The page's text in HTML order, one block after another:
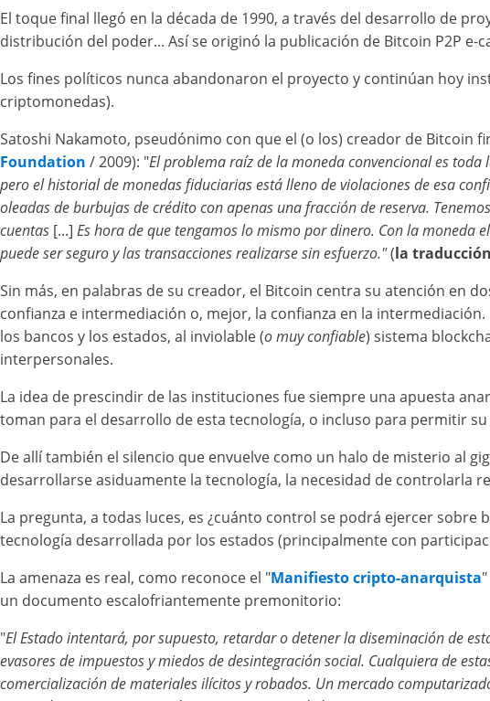
El toque final llegó en la década de 1990, a través del desarrollo de
distribución del poder... Así se originó la publicación de Bitcoin P2P e-
Los fines políticos nunca abandonaron el proyecto y continúan hoy
criptomonedas).
Satoshi Nakamoto, pseudónimo con que el (o los) creador de Bitcoin
Foundation / 2009): "El problema raíz de la moneda convencional es
pero el historial de monedas fiduciarias está lleno de violaciones de esa
oleadas de burbujas de crédito con apenas una fracción de reserva.
cuentas [...] Es hora de que tengamos lo mismo por dinero. Con la moneda
puede ser seguro y las transacciones realizarse sin esfuerzo."(la
Sin más, en palabras de su creador, el Bitcoin centra su atención en
confianza e intermediación o, mejor, la confianza en la
los bancos y los estados, al inviolable (o muy confiable) sistema
interpersonales.
La idea de prescindir de las instituciones fue siempre una apuesta
toman para el desarrollo de esta tecnología, o incluso para permitir
De allí también el silencio que envuelve como un halo de misterio al
desarrollarse asiduamente la tecnología, la necesidad de
La pregunta, a todas luces, es ¿cuánto control se podrá ejercer
tecnología desarrollada por los estados (principalmente con
La amenaza es real, como reconoce el "Manifiesto cripto-anarquista
un documento escalofriantemente premonitorio:
"El Estado intentará, por supuesto, retardar o detener la diseminación de
evasores de impuestos y miedos de desintegración social. Cualquiera de
comercialización de materiales ilícitos y robados. Un mercado